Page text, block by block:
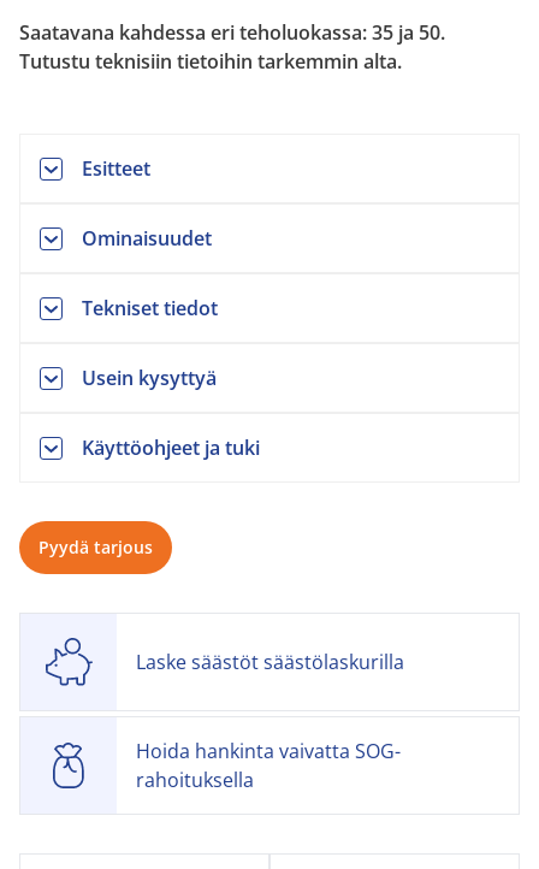
Saatavana kahdessa eri teholuokassa: 35 ja 50.
Tutustu teknisiin tietoihin tarkemmin alta.
Esitteet
Ominaisuudet
Tekniset tiedot
Usein kysyttyä
Käyttöohjeet ja tuki
Pyydä tarjous
Laske säästöt säästölaskurilla
Hoida hankinta vaivatta SOG-
rahoituksella